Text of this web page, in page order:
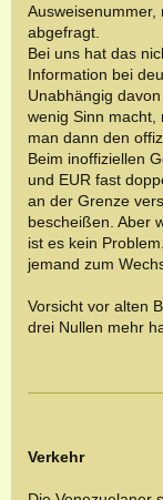
Ausweisenummer,
abgefragt.
Bei uns hat das
Information bei
Unabhängig
wenig Sinn macht,
man dann den
Beim inoffiziellen
und EUR fast
an der Grenze
bescheißen. Aber
ist es kein
jemand zum
Vorsicht vor alten
drei Nullen mehr
Verkehr